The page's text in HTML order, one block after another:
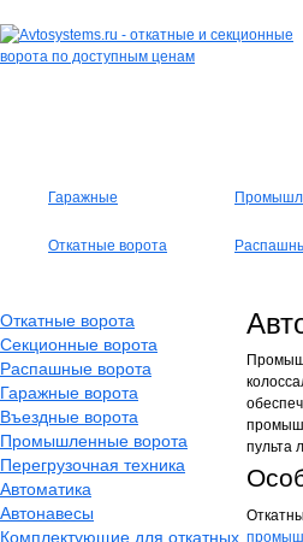
Гаражные
Откатные ворота
Откатные ворота
Секционные ворота
Распашные ворота
Гаражные ворота
Въездные ворота
Промышленные ворота
Перегрузочная техника
Автоматика
Автонавесы
Комплектующие для откатных
пульта